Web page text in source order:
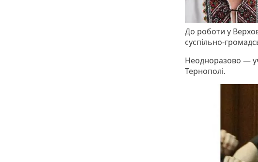
До роботи у
суспільно-
Неодноразово —
Тернополі.